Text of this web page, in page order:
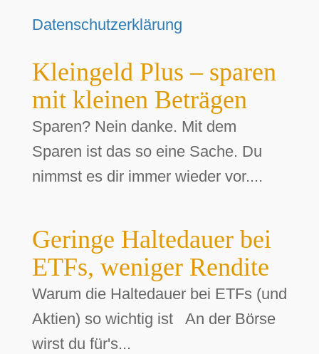
Datenschutzerklärung
Kleingeld Plus – sparen
mit kleinen Beträgen
Sparen? Nein danke. Mit dem
Sparen ist das so eine Sache. Du
nimmst es dir immer wieder vor....
Geringe Haltedauer bei
ETFs, weniger Rendite
Warum die Haltedauer bei ETFs (und
Aktien) so wichtig ist An der Börse
wirst du für's...